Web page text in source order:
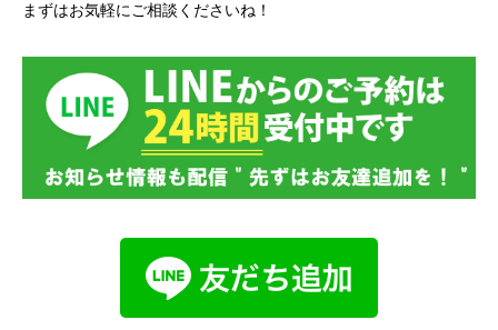
まずはお気軽にご相談くださいね！